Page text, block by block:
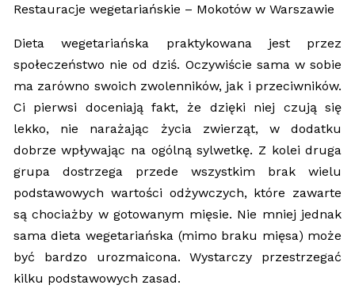
Restauracje wegetariańskie – Mokotów w Warszawie
Dieta wegetariańska praktykowana jest przez
społeczeństwo nie od dziś. Oczywiście sama w sobie
ma zarówno swoich zwolenników, jak i przeciwników.
Ci pierwsi doceniają fakt, że dzięki niej czują się
lekko, nie narażając życia zwierząt, w dodatku
dobrze wpływając na ogólną sylwetkę. Z kolei druga
grupa dostrzega przede wszystkim brak wielu
podstawowych wartości odżywczych, które zawarte
są chociażby w gotowanym mięsie. Nie mniej jednak
sama dieta wegetariańska (mimo braku mięsa) może
być bardzo urozmaicona. Wystarczy przestrzegać
kilku podstawowych zasad.